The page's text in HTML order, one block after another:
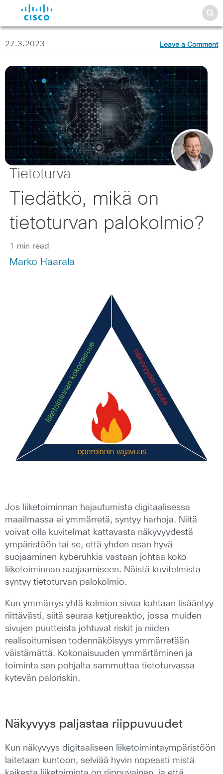
27.3.2023 Leave a Comment
Tietoturva
Tiedätkö, mikä on
tietoturvan palokolmio?
1 min read
Marko Haarala
Jos liiketoiminnan hajautumista digitaalisessa
maailmassa ei ymmärretä, syntyy harhoja. Niitä
voivat olla kuvitelmat kattavasta näkyvyydestä
ympäristöön tai se, että yhden osan hyvä
suojaaminen kyberuhkia vastaan johtaa koko
liiketoiminnan suojaamiseen. Näistä kuvitelmista
syntyy tietoturvan palokolmio.
Kun ymmärrys yhtä kolmion sivua kohtaan lisääntyy
riittävästi, siitä seuraa ketjureaktio, jossa muiden
sivujen puutteista johtuvat riskit ja niiden
realisoitumisen todennäköisyys ymmärretään
väistämättä. Kokonaisuuden ymmärtäminen ja
toiminta sen pohjalta sammuttaa tietoturvassa
kytevän paloriskin.
Näkyvyys paljastaa riippuvuudet
Kun näkyvyys digitaaliseen liiketoimintaympäristöön
laitetaan kuntoon, selviää hyvin nopeasti mistä